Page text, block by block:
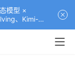
模型 ×
、Kimi-